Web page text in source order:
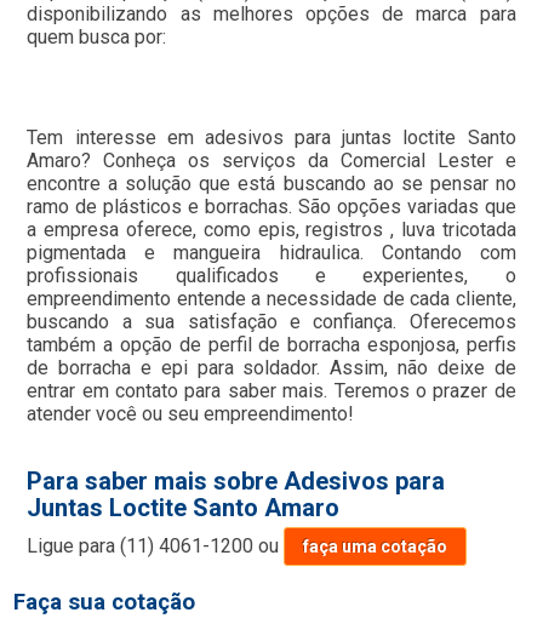
disponibilizando as melhores opções de marca para
quem busca por:
Tem interesse em adesivos para juntas loctite Santo
Amaro? Conheça os serviços da Comercial Lester e
encontre a solução que está buscando ao se pensar no
ramo de plásticos e borrachas. São opções variadas que
a empresa oferece, como epis, registros , luva tricotada
pigmentada e mangueira hidraulica. Contando com
profissionais qualificados e experientes, o
empreendimento entende a necessidade de cada cliente,
buscando a sua satisfação e confiança. Oferecemos
também a opção de perfil de borracha esponjosa, perfis
de borracha e epi para soldador. Assim, não deixe de
entrar em contato para saber mais. Teremos o prazer de
atender você ou seu empreendimento!
Para saber mais sobre Adesivos para
Juntas Loctite Santo Amaro
Ligue para(11) 4061-1200 ou faça uma cotação
Faça sua cotação